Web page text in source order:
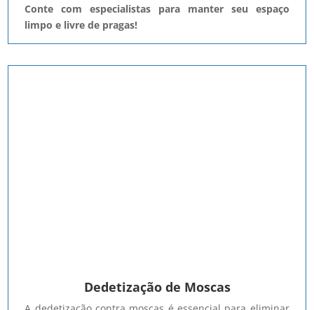
Conte com especialistas para manter seu espaço
limpo e livre de pragas!
Dedetização de Moscas